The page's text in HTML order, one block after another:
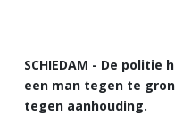
SCHIEDAM - De
een man tegen te
tegen aanhouding.